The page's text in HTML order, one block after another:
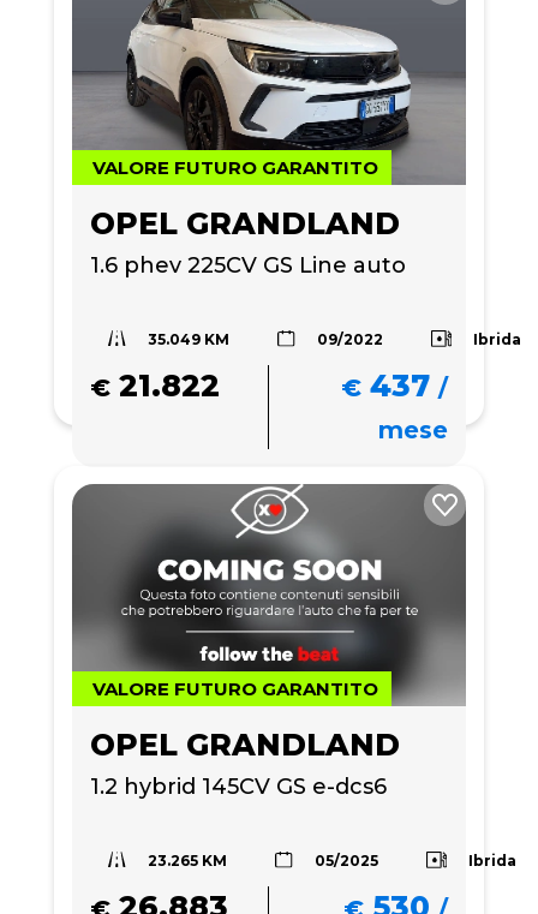
VALORE FUTURO GARANTITO
OPEL GRANDLAND
1.6 phev 225CV GS Line auto
35.049 KM 09/2022 Ibrida
€ 21.822 € 437 /
mese
VALORE FUTURO GARANTITO
OPEL GRANDLAND
1.2 hybrid 145CV GS e-dcs6
23.265 KM 05/2025 Ibrida
26.883 530